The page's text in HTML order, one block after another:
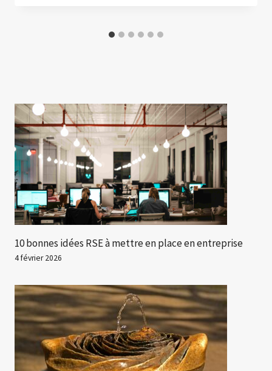
10 bonnes idées RSE à mettre en place en entreprise
4 février 2026